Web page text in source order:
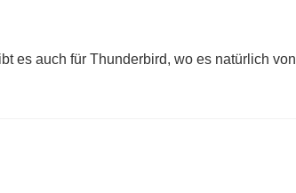
es auch für Thunderbird, wo es natürlich von